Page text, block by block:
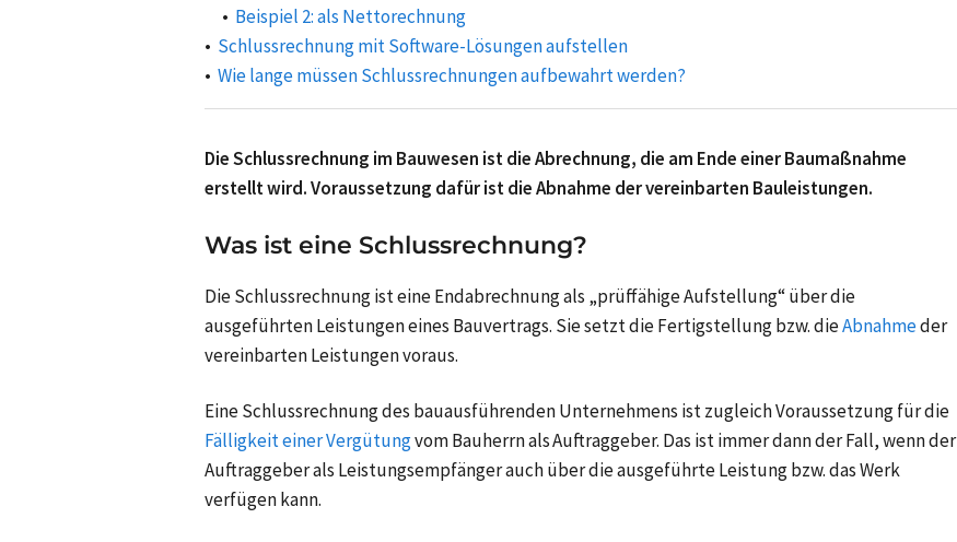
Beispiel 2: als Nettorechnung
Schlussrechnung mit Software-Lösungen aufstellen
Wie lange müssen Schlussrechnungen aufbewahrt werden?
Die Schlussrechnung im Bauwesen ist die Abrechnung, die am Ende einer Baumaßnahme
erstellt wird. Voraussetzung dafür ist die Abnahme der vereinbarten Bauleistungen.
Was ist eine Schlussrechnung?
Die Schlussrechnung ist eine Endabrechnung als „prüffähige Aufstellung“ über die
ausgeführten Leistungen eines Bauvertrags. Sie setzt die Fertigstellung bzw. dieAbnahmeder
vereinbarten Leistungen voraus.
Eine Schlussrechnung des bauausführenden Unternehmens ist zugleich Voraussetzung für die
Fälligkeit einer Vergütungvom Bauherrn als Auftraggeber. Das ist immer dann der Fall, wenn der
Auftraggeber als Leistungsempfänger auch über die ausgeführte Leistung bzw. das Werk
verfügen kann.